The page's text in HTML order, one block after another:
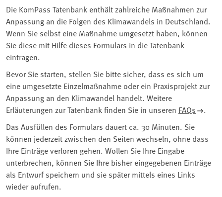
Die KomPass Tatenbank enthält zahlreiche Maßnahmen zur
Anpassung an die Folgen des Klimawandels in Deutschland.
Wenn Sie selbst eine Maßnahme umgesetzt haben, können
Sie diese mit Hilfe dieses Formulars in die Tatenbank
eintragen.
Bevor Sie starten, stellen Sie bitte sicher, dass es sich um
eine umgesetzte Einzelmaßnahme oder ein Praxisprojekt zur
Anpassung an den Klimawandel handelt. Weitere
Erläuterungen zur Tatenbank finden Sie in unseren FAQs
.
Das Ausfüllen des Formulars dauert ca. 30 Minuten. Sie
können jederzeit zwischen den Seiten wechseln, ohne dass
Ihre Einträge verloren gehen. Wollen Sie Ihre Eingabe
unterbrechen, können Sie Ihre bisher eingegebenen Einträge
als Entwurf speichern und sie später mittels eines Links
wieder aufrufen.